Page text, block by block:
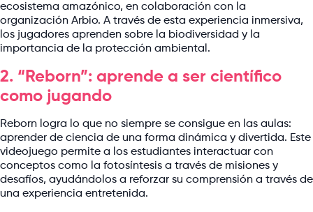
ecosistema amazónico, en colaboración con la
organización Arbio. A través de esta experiencia inmersiva,
los jugadores aprenden sobre la biodiversidad y la
importancia de la protección ambiental.
2. “Reborn”: aprende a ser científico
como jugando
Reborn logra lo que no siempre se consigue en las aulas:
aprender de ciencia de una forma dinámica y divertida. Este
videojuego permite a los estudiantes interactuar con
conceptos como la fotosíntesis a través de misiones y
desafíos, ayudándolos a reforzar su comprensión a través de
una experiencia entretenida.